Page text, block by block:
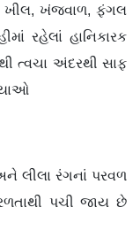
ખીલ, ખંજવાળ, ફંગલ
રહેલાં હાનિકારક
ત્વચા અંદરથી સાફ
લીલા રંગનાં પરવળ
પચી જાય છે